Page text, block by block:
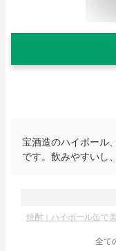
宝酒造のハイボール
です。飲みやすいし
焼酎｜ハイボール缶で
全て